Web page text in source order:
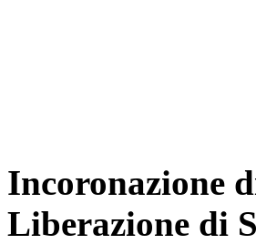
Incoronazione
Liberazione di